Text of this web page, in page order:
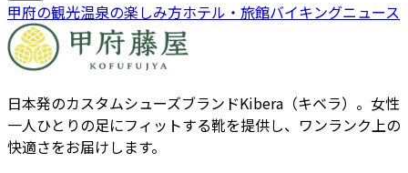
甲府の観光温泉の楽しみ方ホテル・旅館バイキングニュース
日本発のカスタムシューズブランドKibera（キベラ）。女性
一人ひとりの足にフィットする靴を提供し、ワンランク上の
快適さをお届けします。